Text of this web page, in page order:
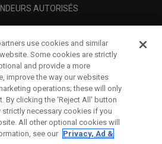
AUTORISÉS
A PROPOS
LÉGALES
use cookies and similar
Some cookies are strictly
and provide a more
improve the way our websites
operations; these will only
By clicking the ‘Reject All' button
strictly necessary cookies if you
All other optional cookies will
see our Privacy, Ad &